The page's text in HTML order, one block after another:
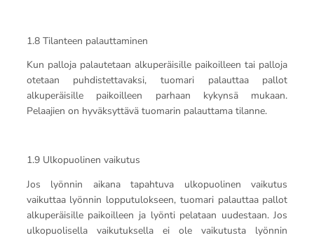
1.8 Tilanteen palauttaminen
Kun palloja palautetaan alkuperäisille paikoilleen tai palloja
otetaan puhdistettavaksi, tuomari palauttaa pallot
alkuperäisille paikoilleen parhaan kykynsä mukaan.
Pelaajien on hyväksyttävä tuomarin palauttama tilanne.
1.9 Ulkopuolinen vaikutus
Jos lyönnin aikana tapahtuva ulkopuolinen vaikutus
vaikuttaa lyönnin lopputulokseen, tuomari palauttaa pallot
alkuperäisille paikoilleen ja lyönti pelataan uudestaan. Jos
ulkopuolisella vaikutuksella ei ole vaikutusta lyönnin